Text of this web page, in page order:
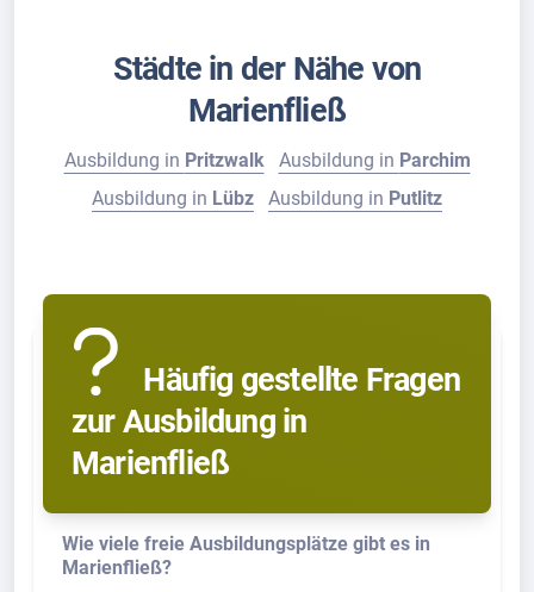
Städte in der Nähe von
Marienfließ
Ausbildung in Pritzwalk Ausbildung in Parchim
Ausbildung in Lübz Ausbildung in Putlitz
Häufig gestellte Fragen
zur Ausbildung in
Marienfließ
Wie viele freie Ausbildungsplätze gibt es in
Marienfließ?